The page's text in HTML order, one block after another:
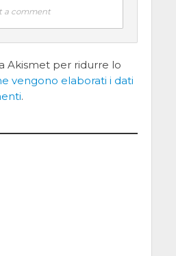
a comment
Akismet per ridurre lo
vengono elaborati i dati
.